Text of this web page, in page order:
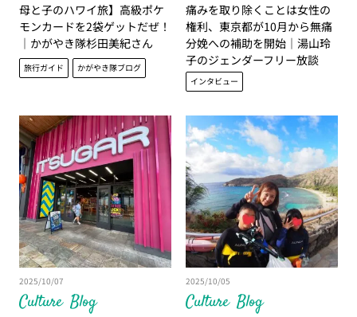
母と子のハワイ旅】高級ポケ
モンカードを2袋ゲットだぜ！
｜かがやき隊杉田美紀さん
旅行ガイド かがやき隊ブログ
痛みを取り除くことは女性の
権利、東京都が10月から無痛
分娩への補助を開始｜湯山玲
子のジェンダーフリー放談
インタビュー
Culture Blog
2025/10/07
Culture Blog
2025/10/05